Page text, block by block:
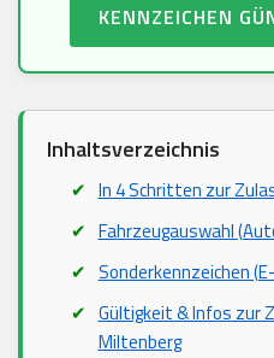
KENNZEICHEN
Inhaltsverzeichnis
In 4 Schritten zur
Fahrzeugauswahl
Sonderkennzeichen
Gültigkeit & Infos zur
Miltenberg